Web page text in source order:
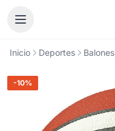
Inicio Deportes Balones
-10%